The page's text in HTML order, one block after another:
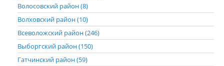
Волосовский район (8)
Волховский район (10)
Всеволожский район (246)
Выборгский район (150)
Гатчинский район (59)